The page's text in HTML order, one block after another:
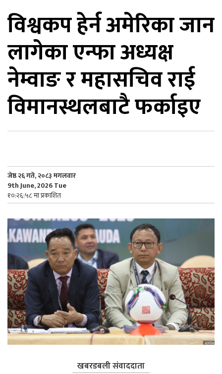
विश्वकप हेर्न अमेरिका जान
लागेका एन्फा अध्यक्ष
नेम्वाङ र महासचिव राई
विमानस्थलबाटै फर्काइए
जेष्ठ २६ गते, २०८३ मगलवार
9th June, 2026 Tue
१०:२६:५८ मा प्रकाशित
खबरडबली संवाददाता